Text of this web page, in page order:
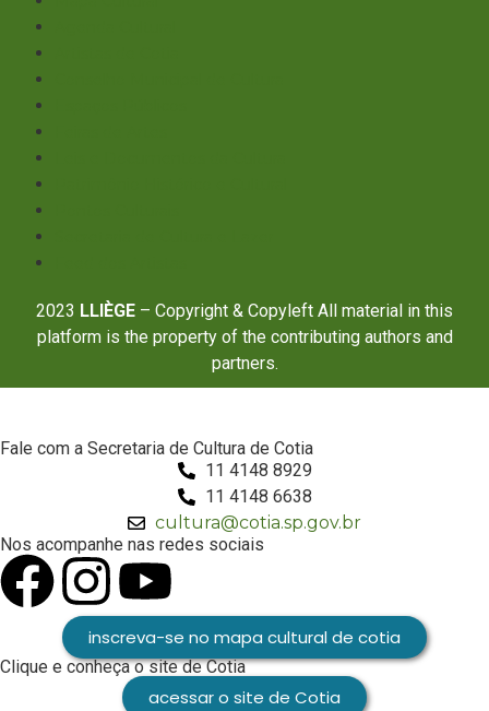
2023 LLIÈGE – Copyright & Copyleft All material in this
platform is the property of the contributing authors and
partners.
Fale com a Secretaria de Cultura de Cotia
11 4148 8929
11 4148 6638
cultura@cotia.sp.gov.br
Nos acompanhe nas redes sociais
inscreva-se no mapa cultural de cotia
Clique e conheça o site de Cotia
acessar o site de Cotia